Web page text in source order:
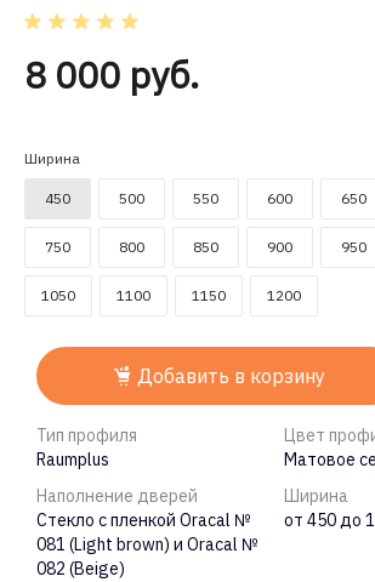
8 000 руб.
Ширина
450 500 550 600 650
750 800 850 900 950
1050 1100 1150 1200
Добавить в корзину
Тип профиля
Raumplus
Цвет
Матовое
Наполнение дверей
Стекло с пленкой Oracal №
081 (Light brown) и Oracal №
082 (Beige)
Ширина
от 450 до